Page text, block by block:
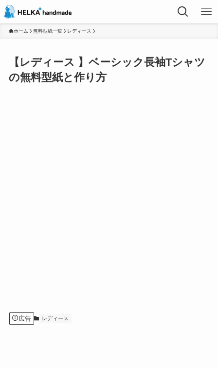
ホーム 無料型紙一覧 レディース
【レディース 】ベーシック長袖Tシャツ
の無料型紙と作り方
広告 レディース